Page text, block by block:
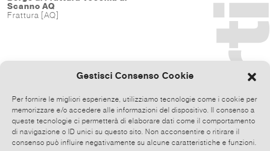
Gestisci Consenso Cookie
Per fornire le migliori esperienze, utilizziamo tecnologie come i cookie per
memorizzare e/o accedere alle informazioni del dispositivo. Il consenso a
queste tecnologie ci permetterà di elaborare dati come il comportamento
di navigazione o ID unici su questo sito. Non acconsentire o ritirare il
consenso può influire negativamente su alcune caratteristiche e funzioni.
Scanno AQ
Frattura [AQ]